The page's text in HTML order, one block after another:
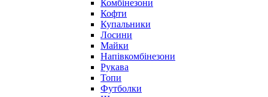
Комбінезони
Кофти
Купальники
Лосини
Майки
Напівкомбінезони
Рукава
Топи
Футболки